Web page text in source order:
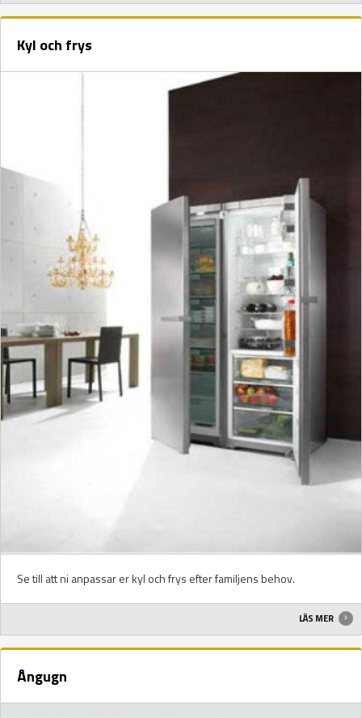
Kyl och frys
Se till att ni anpassar er kyl och frys efter familjens behov.
LÄS MER
Ångugn